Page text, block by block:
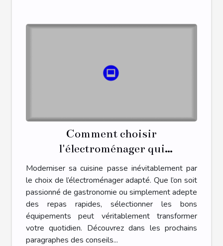
Comment choisir
l'électroménager qui
transformera votre cuisine ?
Moderniser sa cuisine passe inévitablement par
le choix de l’électroménager adapté. Que l’on soit
passionné de gastronomie ou simplement adepte
des repas rapides, sélectionner les bons
équipements peut véritablement transformer
votre quotidien. Découvrez dans les prochains
paragraphes des conseils...